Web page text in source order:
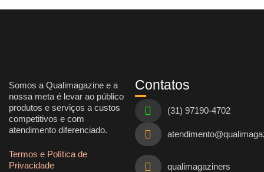
Somos a Qualimagazine e a
nossa meta é levar ao público
produtos e serviços a custos
competitivos e com
atendimento diferenciado.
Termos e Política de
Privacidade
Contatos
(31) 97190-4702
qualimagaziners